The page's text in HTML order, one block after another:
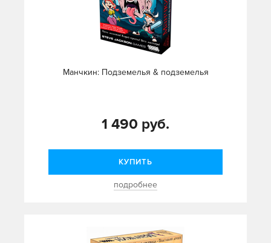
Манчкин: Подземелья & подземелья
1 490 руб.
КУПИТЬ
подробнее